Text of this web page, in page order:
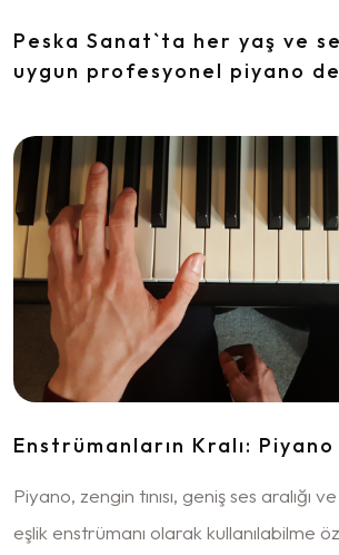
Peska Sanat`ta her yaş ve
uygun profesyonel piyano
Enstrümanların Kralı:
Piyano, zengin tınısı, geniş ses aralığı
eşlik enstrümanı olarak kullanılabilme